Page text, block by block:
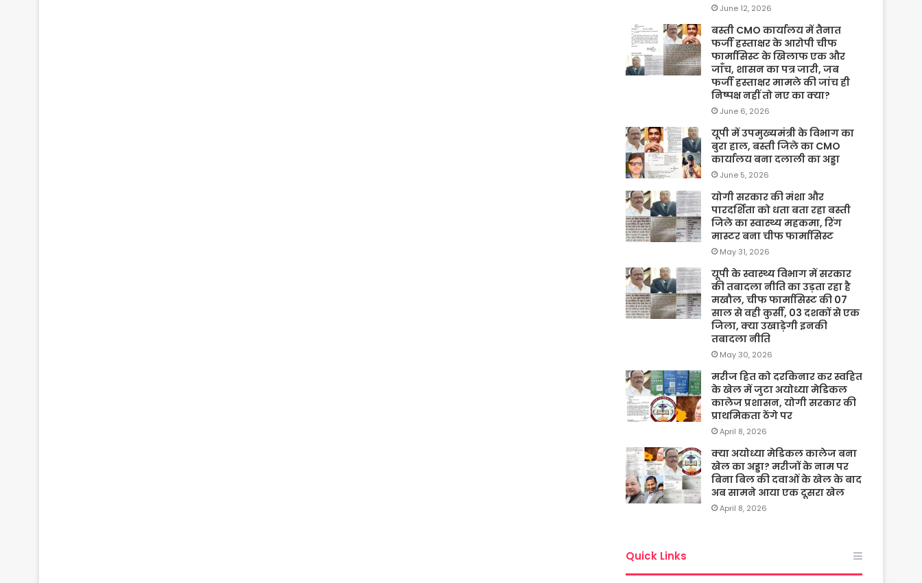
June 12, 2026
बस्ती CMO कार्यालय में तैनात
फर्जी हस्ताक्षर के आरोपी चीफ
फार्मासिस्ट के खिलाफ एक और
जाँच, शासन का पत्र जारी, जब
फर्जी हस्ताक्षर मामले की जांच ही
निष्पक्ष नहीं तो नए का क्या?
June 6, 2026
यूपी में उपमुख्यमंत्री के विभाग का
बुरा हाल, बस्ती जिले का CMO
कार्यालय बना दलाली का अड्डा
June 5, 2026
योगी सरकार की मंशा और
पारदर्शिता को धता बता रहा बस्ती
जिले का स्वास्थ्य महकमा, रिंग
मास्टर बना चीफ फार्मासिस्ट
May 31, 2026
यूपी के स्वास्थ्य विभाग में सरकार
की तबादला नीति का उड़ता रहा है
मखौल, चीफ फार्मासिस्ट की 07
साल से वही कुर्सी, 03 दशकों से एक
जिला, क्या उखाड़ेगी इनकी
तबादला नीति
May 30, 2026
मरीज हित को दरकिनार कर स्वहित
के खेल में जुटा अयोध्या मेडिकल
कालेज प्रशासन, योगी सरकार की
प्राथमिकता ठेंगे पर
April 8, 2026
क्या अयोध्या मेडिकल कालेज बना
खेल का अड्डा? मरीजों के नाम पर
बिना बिल की दवाओं के खेल के बाद
अब सामने आया एक दूसरा खेल
April 8, 2026
Quick Links